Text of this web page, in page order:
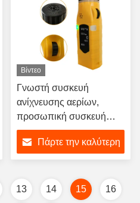
Βίντεο
Γνωστή συσκευή
ανίχνευσης αερίων,
προσωπική συσκευή
ανίχνευσης αερίων
Πάρτε την καλύτερη
13 14 15 16